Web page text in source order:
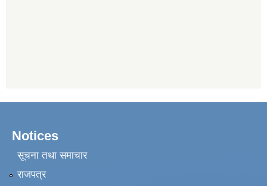
Notices
सूचना तथा समाचार
राजपत्र